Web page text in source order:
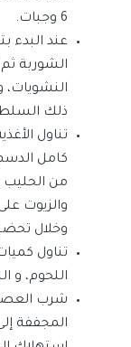
6 وجبات.
عند البدء
الشوربة
النشويات،
ذلك
تناول
من الحليب
والزيوت
وخلال
تناول
اللحوم، و
شرب
المجففة